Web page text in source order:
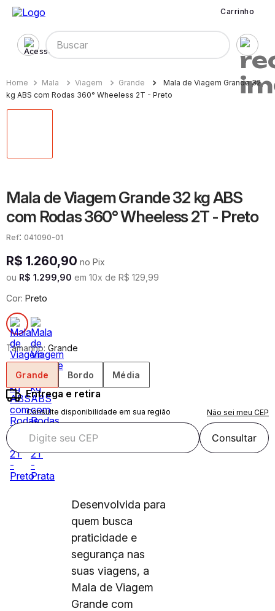
Carrinho
Buscar
Mala Viagem Grande
Mala de Viagem Grande 32
kg ABS com Rodas 360° Wheeless 2T - Preto
Mala de Viagem Grande 32 kg ABS
com Rodas 360° Wheeless 2T - Preto
: 041090-01
R$ 1.260,90 no Pix
ou R$ 1.299 90 em 10x de R$ 129 99
Cor: Preto
Tamanho: Grande
Grande Bordo Média
Entrega e retira
Consulte disponibilidade em sua região Não sei meu CEP
Consultar
Desenvolvida para
quem busca
praticidade e
segurança nas
suas viagens, a
Mala de Viagem
Grande com